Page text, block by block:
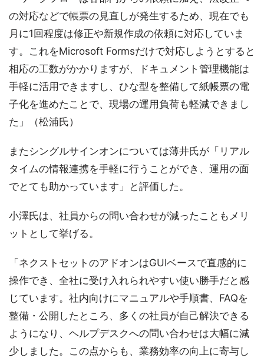
の対応などで帳票の見直しが発生するため、現在でも
月に1回程度は修正や新規作成の依頼に対応していま
す。これをMicrosoft Formsだけで対応しようとすると
相応の工数がかかりますが、ドキュメント管理機能は
手軽に活用できますし、ひな型を整備して紙帳票の電
子化を進めたことで、現場の運用負荷も軽減できまし
た」（松浦氏）
またシングルサインオンについては薄井氏が「リアル
タイムの情報連携を手軽に行うことができ、運用の面
でとても助かっています」と評価した。
小澤氏は、社員からの問い合わせが減ったこともメリ
ットとして挙げる。
「ネクストセットのアドオンはGUIベースで直感的に
操作でき、全社に受け入れられやすい使い勝手だと感
じています。社内向けにマニュアルや手順書、FAQを
整備・公開したところ、多くの社員が自己解決できる
ようになり、ヘルプデスクへの問い合わせは大幅に減
少しました。この点からも、業務効率の向上に寄与し